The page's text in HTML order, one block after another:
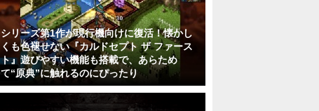
シリーズ第1作が現行機向けに復活！懐かし
くも色褪せない『カルドセプト ザ ファース
ト』遊びやすい機能も搭載で、あらため
て“原典”に触れるのにぴったり